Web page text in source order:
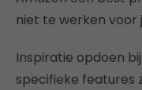
niet te werken voor
Inspiratie opdoen
specifieke features